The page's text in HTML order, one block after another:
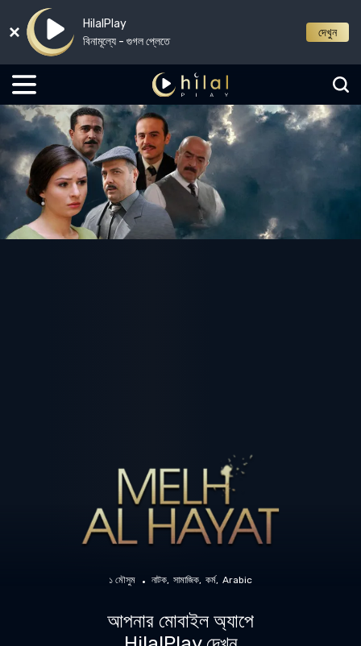
HilalPlay
বিনামূল্যে - গুগল প্লেতে
দেখুন
১ মৌসুম নাটক সামাজিক কর্ম Arabic
আপনার মোবাইল অ্যাপে